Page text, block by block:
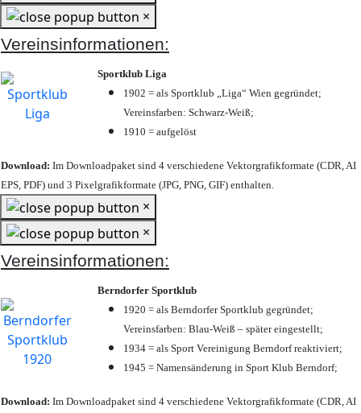
×
Vereinsinformationen:
Sportklub Liga
1902 = als Sportklub „Liga“ Wien gegründet;
Vereinsfarben: Schwarz-Weiß;
1910 = aufgelöst
Download: Im Downloadpaket sind 4 verschiedene Vektorgrafikformate (CDR, AI
EPS, PDF) und 3 Pixelgrafikformate (JPG, PNG, GIF) enthalten.
×
×
Vereinsinformationen:
Berndorfer Sportklub
1920 = als Berndorfer Sportklub gegründet;
Vereinsfarben: Blau-Weiß – später eingestellt;
1934 = als Sport Vereinigung Berndorf reaktiviert;
1945 = Namensänderung in Sport Klub Berndorf;
Download: Im Downloadpaket sind 4 verschiedene Vektorgrafikformate (CDR, AI